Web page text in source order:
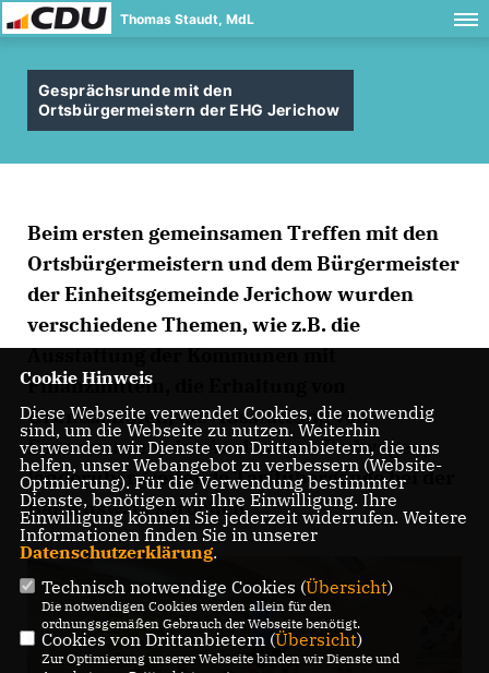
Thomas Staudt, MdL
Gesprächsrunde mit den
Ortsbürgermeistern der EHG Jerichow
Beim ersten gemeinsamen Treffen mit den
Ortsbürgermeistern und dem Bürgermeister
der Einheitsgemeinde Jerichow wurden
verschiedene Themen, wie z.B. die
Ausstattung der Kommunen mit
Finanzmitteln, die Erhaltung von
Grundschulen, die Ausstattung von
Feuerwehren, der Ausbau von Radwegen,
länderübergreifende Tarifübergänge bei der
Bahn usw. besprochen.
Cookie Hinweis
Diese Webseite verwendet Cookies, die notwendig
sind, um die Webseite zu nutzen. Weiterhin
verwenden wir Dienste von Drittanbietern, die uns
helfen, unser Webangebot zu verbessern (Website-
Optmierung). Für die Verwendung bestimmter
Dienste, benötigen wir Ihre Einwilligung. Ihre
Einwilligung können Sie jederzeit widerrufen. Weitere
Informationen finden Sie in unserer
Datenschutzerklärung.
Technisch notwendige Cookies (Übersicht)
Die notwendigen Cookies werden allein für den
ordnungsgemäßen Gebrauch der Webseite benötigt.
Cookies von Drittanbietern (Übersicht)
Zur Optimierung unserer Webseite binden wir Dienste und